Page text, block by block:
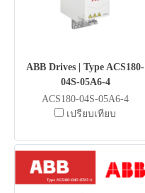
ABB Drives | Type ACS180-
04S-05A6-4
ACS180-04S-05A6-4
เปรียบเทียบ